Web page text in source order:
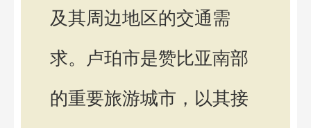
及其周边地区的交通需
求。卢珀市是赞比亚南部
的重要旅游城市，以其接